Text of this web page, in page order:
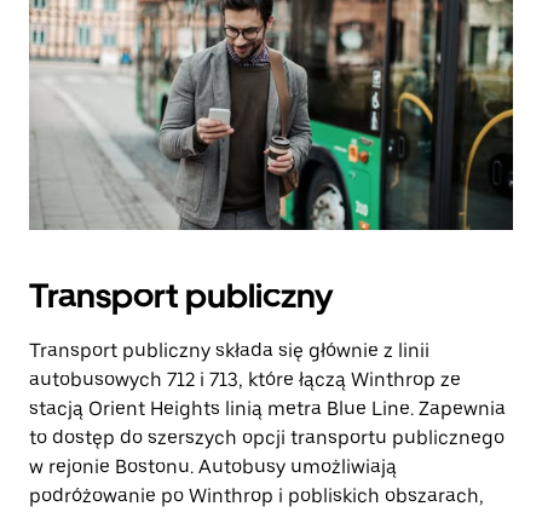
Transport publiczny
Transport publiczny składa się głównie z linii
autobusowych 712 i 713, które łączą Winthrop ze
stacją Orient Heights linią metra Blue Line. Zapewnia
to dostęp do szerszych opcji transportu publicznego
w rejonie Bostonu. Autobusy umożliwiają
podróżowanie po Winthrop i pobliskich obszarach,